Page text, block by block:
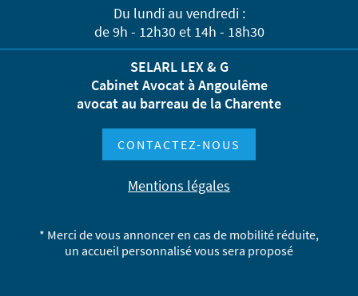
Du lundi au vendredi :
de 9h - 12h30 et 14h - 18h30
SELARL LEX & G
Cabinet Avocat à Angoulême
avocat au barreau de la Charente
CONTACTEZ-NOUS
Mentions légales
* Merci de vous annoncer en cas de mobilité réduite,
un accueil personnalisé vous sera proposé